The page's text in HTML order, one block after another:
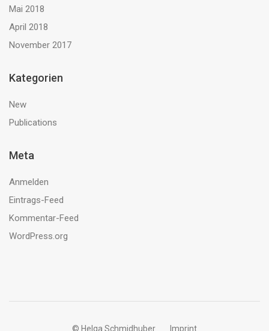
Mai 2018
April 2018
November 2017
Kategorien
New
Publications
Meta
Anmelden
Eintrags-Feed
Kommentar-Feed
WordPress.org
© Helga Schmidhuber Imprint